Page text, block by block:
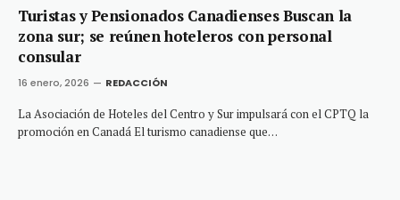
Turistas y Pensionados Canadienses Buscan la
zona sur; se reúnen hoteleros con personal
consular
16 enero, 2026 REDACCIÓN
La Asociación de Hoteles del Centro y Sur impulsará con el CPTQ la
promoción en Canadá El turismo canadiense que…